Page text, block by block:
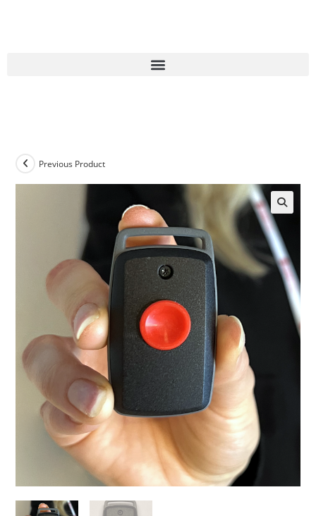
Previous Product